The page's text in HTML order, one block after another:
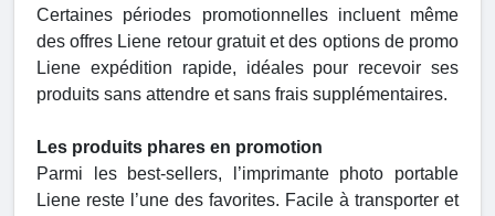
Certaines périodes promotionnelles incluent même
des offres Liene retour gratuit et des options de promo
Liene expédition rapide, idéales pour recevoir ses
produits sans attendre et sans frais supplémentaires.
Les produits phares en promotion
Parmi les best-sellers, l’imprimante photo portable
Liene reste l’une des favorites. Facile à transporter et